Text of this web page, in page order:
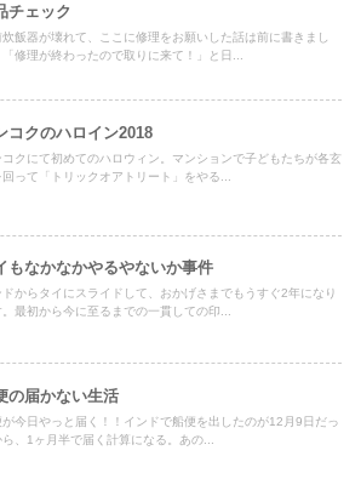
チェック
炊飯器が壊れて、ここに修理をお願いした話は前に書きまし
「修理が終わったので取りに来て！」と日...
コクのハロイン2018
コクにて初めてのハロウィン。マンションで子どもたちが各玄
回って「トリックオアトリート」をやる...
もなかなかやるやないか事件
ドからタイにスライドして、おかげさまでもうすぐ2年になり
。最初から今に至るまでの一貫しての印...
の届かない生活
が今日やっと届く！！インドで船便を出したのが12月9日だっ
ら、1ヶ月半で届く計算になる。あの...